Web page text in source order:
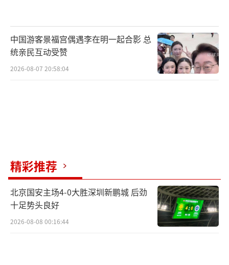
中国游客景福宫偶遇李在明一起合影 总
统亲民互动受赞
2026-08-07 20:58:04
精彩推荐
北京国安主场4-0大胜深圳新鹏城 后劲
十足势头良好
2026-08-08 00:16:44